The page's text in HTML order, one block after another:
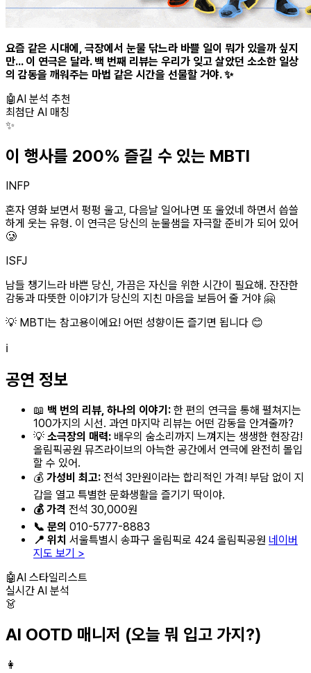
요즘 같은 시대에, 극장에서 눈물 닦느라 바쁠 일이 뭐가 있을까 싶지
만... 이 연극은 달라. 백 번째 리뷰는 우리가 잊고 살았던 소소한 일상
의 감동을 깨워주는 마법 같은 시간을 선물할 거야. ✨
🤖AI 분석 추천
최첨단 AI 매칭
✨
이 행사를 200% 즐길 수 있는 MBTI
INFP
혼자 영화 보면서 펑펑 울고, 다음날 일어나면 또 울었네 하면서 씁쓸
하게 웃는 유형. 이 연극은 당신의 눈물샘을 자극할 준비가 되어 있어
🥲
ISFJ
남들 챙기느라 바쁜 당신, 가끔은 자신을 위한 시간이 필요해. 잔잔한
감동과 따뜻한 이야기가 당신의 지친 마음을 보듬어 줄 거야 🤗
💡 MBTI는 참고용이에요! 어떤 성향이든 즐기면 됩니다 😊
ℹ️
공연 정보
📖 백 번의 리뷰, 하나의 이야기: 한 편의 연극을 통해 펼쳐지는
100가지의 시선. 과연 마지막 리뷰는 어떤 감동을 안겨줄까?
💡 소극장의 매력: 배우의 숨소리까지 느껴지는 생생한 현장감!
올림픽공원 뮤즈라이브의 아늑한 공간에서 연극에 완전히 몰입
할 수 있어.
💰 가성비 최고: 전석 3만원이라는 합리적인 가격! 부담 없이 지
갑을 열고 특별한 문화생활을 즐기기 딱이야.
💰 가격 전석 30,000원
📞 문의 010-5777-8883
📍 위치 서울특별시 송파구 올림픽로 424 올림픽공원 네이버
지도 보기 >
🤖AI 스타일리스트
실시간 AI 분석
👗
AI OOTD 매니저 (오늘 뭐 입고 가지?)
👩